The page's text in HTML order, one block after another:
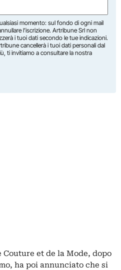
momento: sul fondo di ogni mail
l’iscrizione. Artribune Srl non
i tuoi dati secondo le tue indicazioni.
cancellerà i tuoi dati personali dal
ti invitiamo a consultare la nostra
et de la Mode, dopo
ha poi annunciato che si